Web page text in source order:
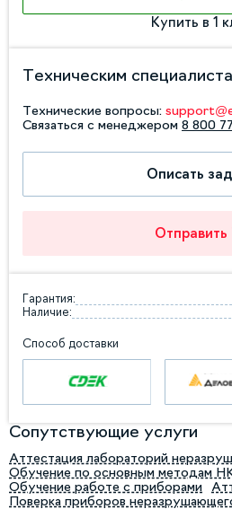
Купить в 1
Техническим
Технические вопросы:
Связаться с менеджером 8 800
Описать
Отправить
Гарантия:
Наличие:
Способ доставки
Сопутствующие услуги
Аттестация лабораторий
Обучение по основным методам
Обучение работе с приборами
Поверка приборов